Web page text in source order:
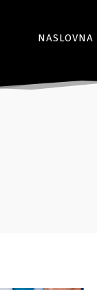
NASLOVNA